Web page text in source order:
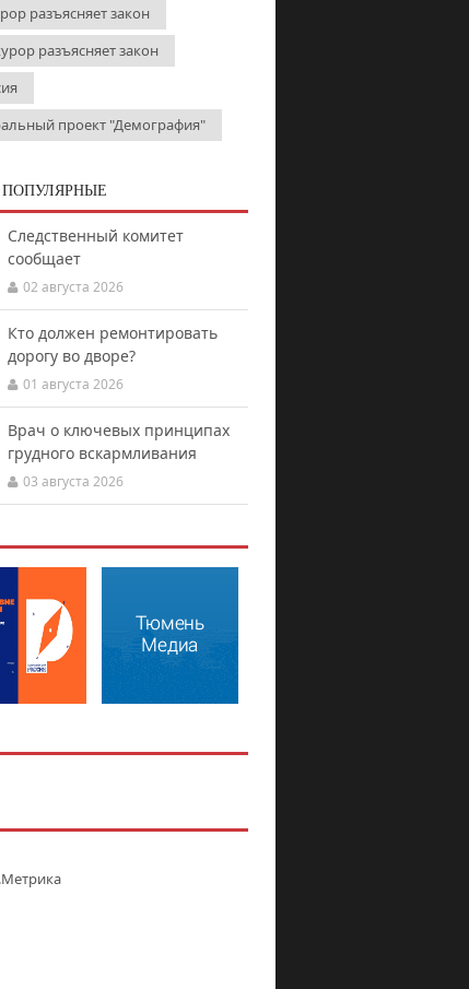
разъясняет закон
разъясняет закон
проект "Демография"
Следственный комитет
сообщает
02 августа 2026
Кто должен ремонтировать
дорогу во дворе?
01 августа 2026
Врач о ключевых принципах
грудного вскармливания
03 августа 2026